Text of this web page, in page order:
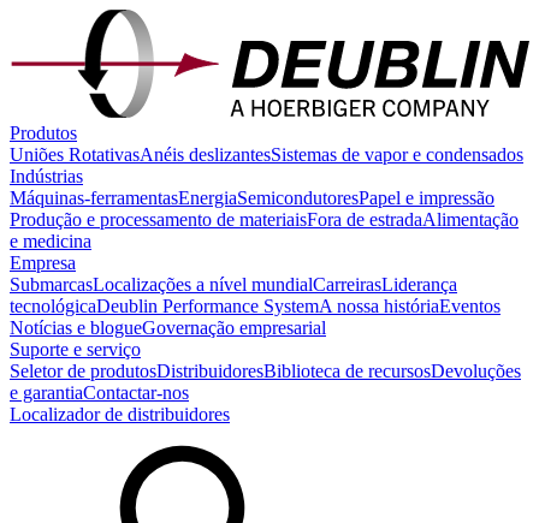
Produtos
Uniões RotativasAnéis deslizantesSistemas de vapor e condensados
Indústrias
Máquinas-ferramentasEnergiaSemicondutoresPapel e impressão
Produção e processamento de materiaisFora de estradaAlimentação
e medicina
Empresa
SubmarcasLocalizações a nível mundialCarreirasLiderança
tecnológicaDeublin Performance SystemA nossa históriaEventos
Notícias e blogueGovernação empresarial
Suporte e serviço
Seletor de produtosDistribuidoresBiblioteca de recursosDevoluções
e garantiaContactar-nos
Localizador de distribuidores